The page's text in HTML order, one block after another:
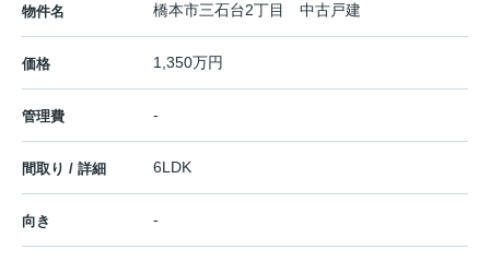
物件名 橋本市三石台2丁目 中古戸建
価格 1,350万円
管理費 -
間取り / 詳細 6LDK
向き -